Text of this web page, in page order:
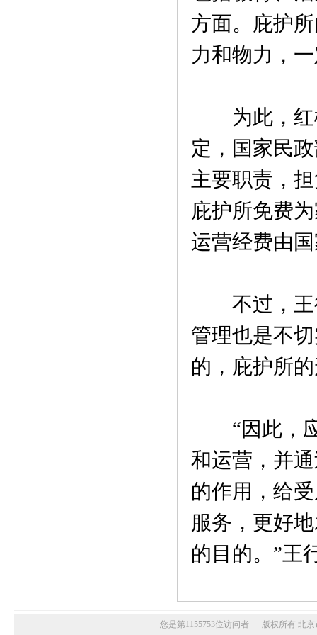
方面。庇护
力和物力，
为此，红
定，国家民
主要职责，
庇护所免费
运营经费由
不过，王
管理也是不
的，庇护所
“因此，应
和运营，并
的作用，给
服务，更好
的目的。”王
您是第1155753位访问者 版权所有 北京